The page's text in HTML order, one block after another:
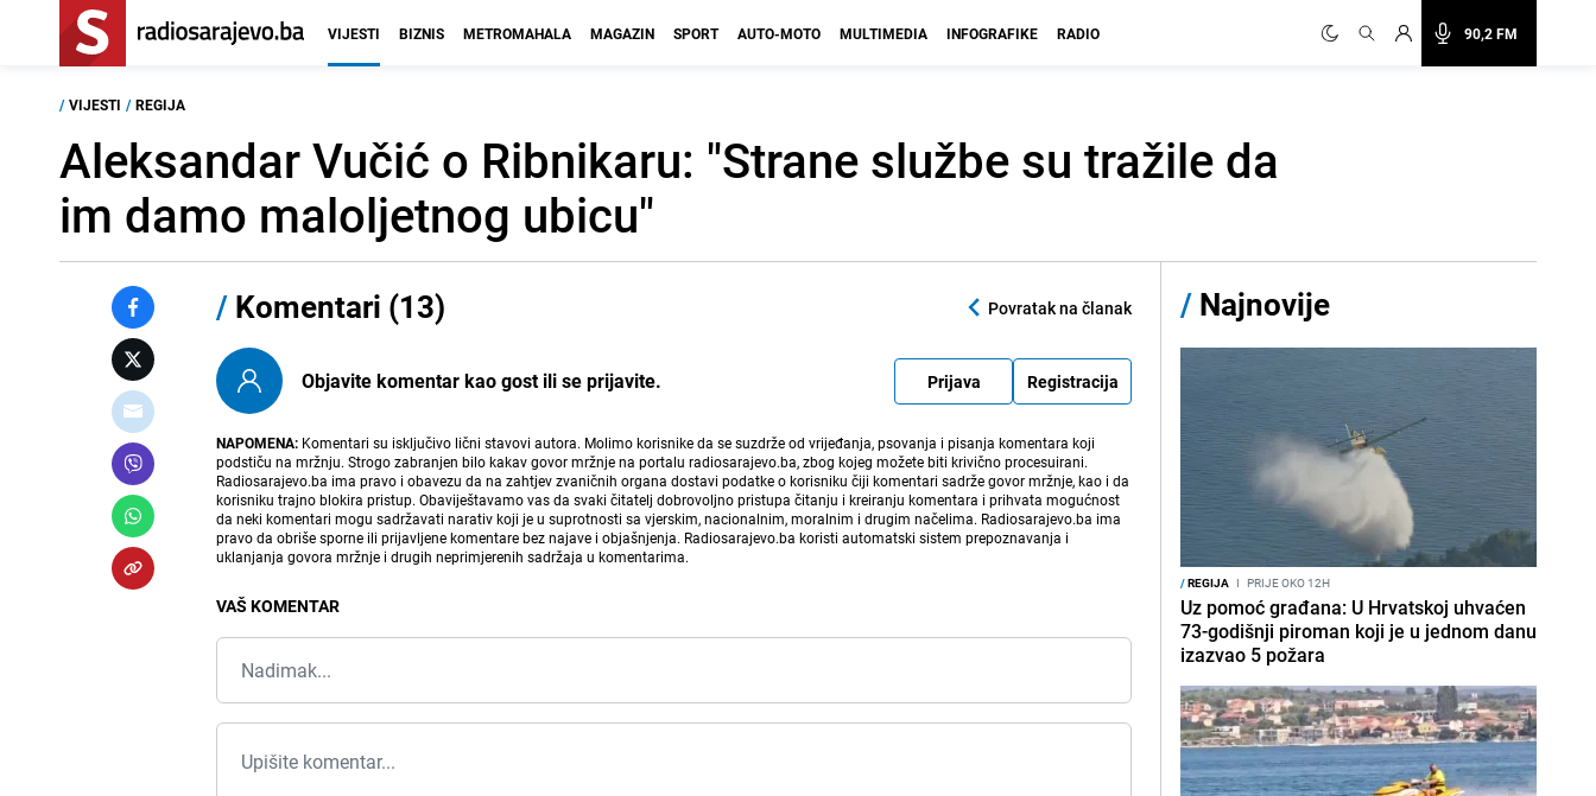
90,2 FM
VIJESTI BIZNIS METROMAHALA MAGAZIN SPORT AUTO-MOTO MULTIMEDIA INFOGRAFIKE RADIO
/ VIJESTI / REGIJA
Aleksandar Vučić o Ribnikaru: "Strane službe su tražile da
im damo maloljetnog ubicu"
/ Komentari (13) Povratak na članak
Objavite komentar kao gost ili se prijavite. Prijava Registracija
NAPOMENA: Komentari su isključivo lični stavovi autora. Molimo korisnike da se suzdrže od vrijeđanja, psovanja i pisanja komentara koji
podstiču na mržnju. Strogo zabranjen bilo kakav govor mržnje na portalu radiosarajevo.ba, zbog kojeg možete biti krivično procesuirani.
Radiosarajevo.ba ima pravo i obavezu da na zahtjev zvaničnih organa dostavi podatke o korisniku čiji komentari sadrže govor mržnje, kao i da
korisniku trajno blokira pristup. Obaviještavamo vas da svaki čitatelj dobrovoljno pristupa čitanju i kreiranju komentara i prihvata mogućnost
da neki komentari mogu sadržavati narativ koji je u suprotnosti sa vjerskim, nacionalnim, moralnim i drugim načelima. Radiosarajevo.ba ima
pravo da obriše sporne ili prijavljene komentare bez najave i objašnjenja. Radiosarajevo.ba koristi automatski sistem prepoznavanja i
uklanjanja govora mržnje i drugih neprimjerenih sadržaja u komentarima.
VAŠ KOMENTAR
/ Najnovije
/REGIJA I PRIJE OKO 12H
Uz pomoć građana: U Hrvatskoj uhvaćen
73-godišnji piroman koji je u jednom danu
izazvao 5 požara